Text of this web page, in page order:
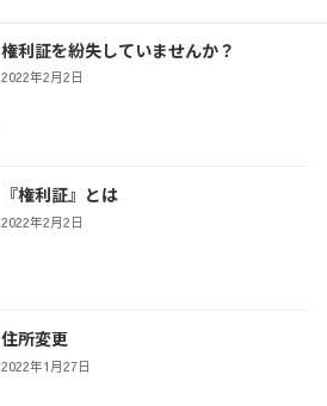
権利証を紛失していませんか？
2022年2月2日
『権利証』とは
2022年2月2日
住所変更
2022年1月27日